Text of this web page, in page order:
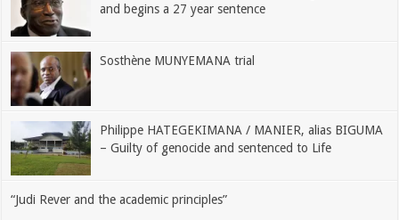
and begins a 27 year sentence
Sosthène MUNYEMANA trial
Philippe HATEGEKIMANA / MANIER, alias BIGUMA
– Guilty of genocide and sentenced to Life
“Judi Rever and the academic principles”